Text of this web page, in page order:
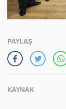
PAYLAŞ
KAYNAK